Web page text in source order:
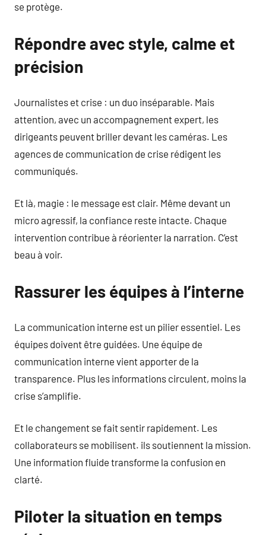
se protège.
Répondre avec style, calme et
précision
Journalistes et crise : un duo inséparable. Mais
attention, avec un accompagnement expert, les
dirigeants peuvent briller devant les caméras. Les
agences de communication de crise rédigent les
communiqués.
Et là, magie : le message est clair. Même devant un
micro agressif, la confiance reste intacte. Chaque
intervention contribue à réorienter la narration. C’est
beau à voir.
Rassurer les équipes à l’interne
La communication interne est un pilier essentiel. Les
équipes doivent être guidées. Une équipe de
communication interne vient apporter de la
transparence. Plus les informations circulent, moins la
crise s’amplifie.
Et le changement se fait sentir rapidement. Les
collaborateurs se mobilisent. ils soutiennent la mission.
Une information fluide transforme la confusion en
clarté.
Piloter la situation en temps